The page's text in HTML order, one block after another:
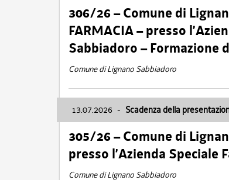
306/26 – Comune di
FARMACIA – presso
Sabbiadoro – Formazione
Comune di Lignano Sabbiadoro
13.07.2026 - Scadenza della
305/26 – Comune di
presso l’Azienda Speciale
Comune di Lignano Sabbiadoro